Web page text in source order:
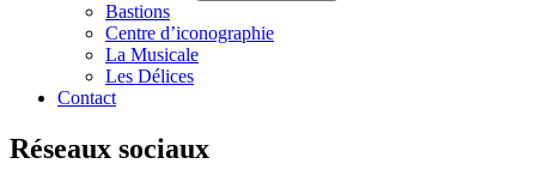
Bastions
Centre d’iconographie
La Musicale
Les Délices
Contact
Réseaux sociaux